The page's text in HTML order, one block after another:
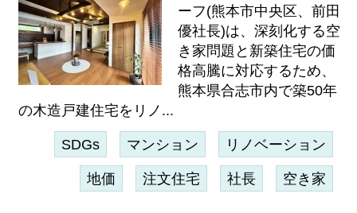
ーフ(熊本市中央区、前田
優社長)は、深刻化する空
き家問題と新築住宅の価
格高騰に対応するため、
熊本県合志市内で築50年
の木造戸建住宅をリノ...
SDGs マンション リノベーション
地価 注文住宅 社長 空き家